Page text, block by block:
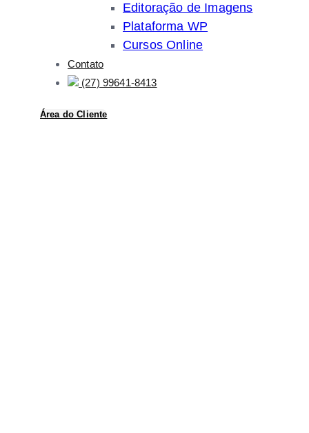
Editoração de Imagens
Plataforma WP
Cursos Online
Contato
(27) 99641-8413
Área do Cliente